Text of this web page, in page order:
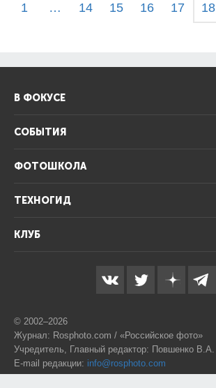
1 … 14 15 16 17 18
В ФОКУСЕ
СОБЫТИЯ
ФОТОШКОЛА
ТЕХНОГИД
КЛУБ
© 2002–2026
Журнал: Rosphoto.com / «Российское фото»
Учредитель, Главный редактор: Повшенко В.А.
E-mail редакции: info@rosphoto.com